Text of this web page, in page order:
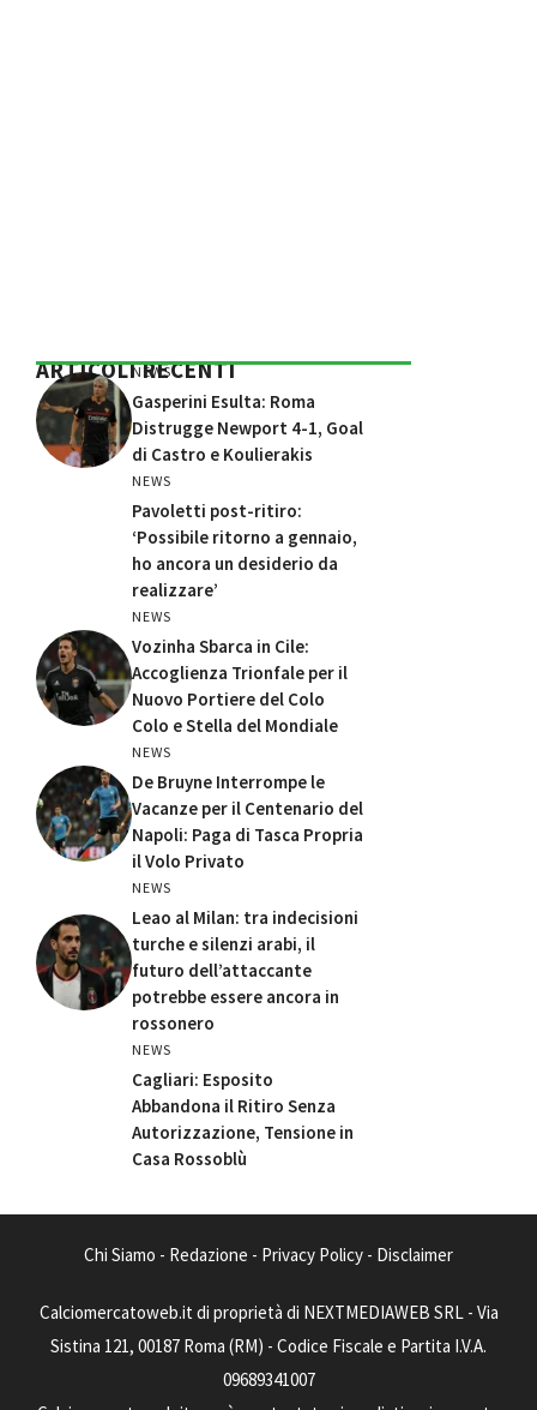
ARTICOLI RECENTI
NEWS
Gasperini Esulta: Roma
Distrugge Newport 4-1, Goal
di Castro e Koulierakis
NEWS
Pavoletti post-ritiro:
‘Possibile ritorno a gennaio,
ho ancora un desiderio da
realizzare’
NEWS
Vozinha Sbarca in Cile:
Accoglienza Trionfale per il
Nuovo Portiere del Colo
Colo e Stella del Mondiale
NEWS
De Bruyne Interrompe le
Vacanze per il Centenario del
Napoli: Paga di Tasca Propria
il Volo Privato
NEWS
Leao al Milan: tra indecisioni
turche e silenzi arabi, il
futuro dell’attaccante
potrebbe essere ancora in
rossonero
NEWS
Cagliari: Esposito
Abbandona il Ritiro Senza
Autorizzazione, Tensione in
Casa Rossoblù
Chi Siamo - Redazione - Privacy Policy - Disclaimer
Calciomercatoweb.it di proprietà di NEXTMEDIAWEB SRL - Via
Sistina 121, 00187 Roma (RM) - Codice Fiscale e Partita I.V.A.
09689341007